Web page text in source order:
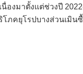
องมาตั้งแต่ช่วงปี
โภคยุโรปบางส่วนเมิ